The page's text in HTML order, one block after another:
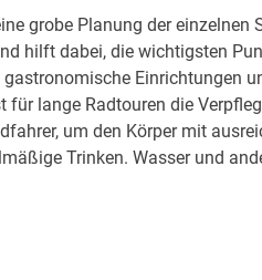
grobe Planung der einzelnen
hilft dabei, die wichtigsten
Einrichtungen
lange Radtouren die
um den Körper mit
Trinken. Wasser und